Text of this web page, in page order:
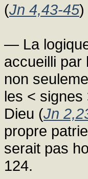
(Jn 4,43-45)
— La
accueilli par
non
les <
Dieu (Jn
propre
serait pas
124.